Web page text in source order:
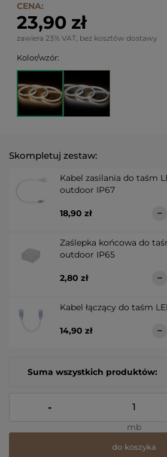
CENA:
23,90 zł
zawiera 23% VAT, bez kosztów dostawy
Kolor/wzór:
Skompletuj zestaw:
Kabel zasilania do taśm
outdoor IP67
18,90 zł
Zaślepka końcowa do
outdoor IP65
2,80 zł
Kabel łączący do taśm
14,90 zł
Suma wszystkich produktów:
-
mb
do koszyka